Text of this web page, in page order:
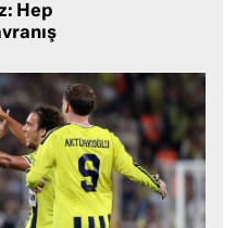
Hep